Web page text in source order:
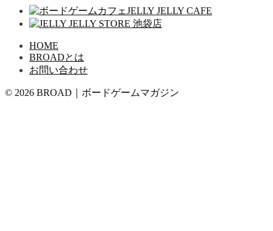
HOME
BROADとは
お問い合わせ
© 2026 BROAD｜ボードゲームマガジン